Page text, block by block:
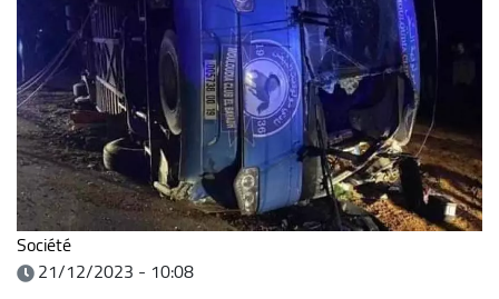
Société
21/12/2023 - 10:08